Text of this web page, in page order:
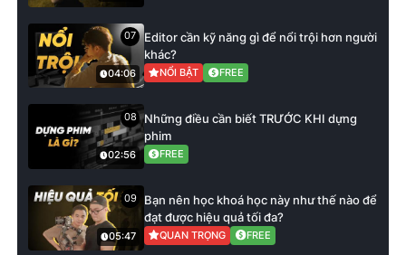
07
04:06
Editor cần kỹ năng gì để nổi trội hơn người
khác?
NỔI BẬT FREE
08
02:56
Những điều cần biết TRƯỚC KHI dựng
phim
FREE
09
05:47
Bạn nên học khoá học này như thế nào để
đạt được hiệu quả tối đa?
QUAN TRỌNG FREE